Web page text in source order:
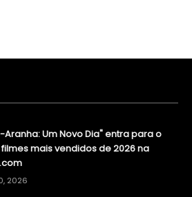
Um Novo Dia" entra para o
mais vendidos de 2026 na
2026